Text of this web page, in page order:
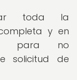
toda la
y en
para no
solicitud de